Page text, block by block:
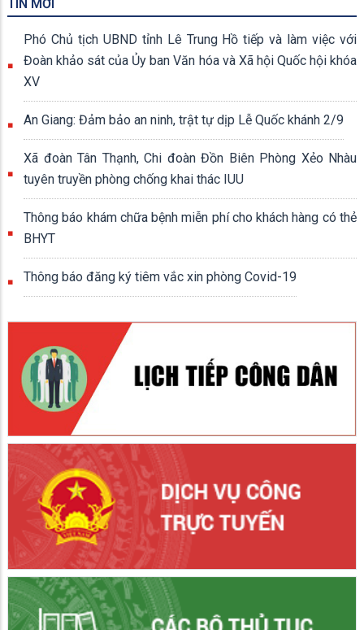
TIN MỚI
Phó Chủ tịch UBND tỉnh Lê Trung Hồ tiếp và làm việc với
Đoàn khảo sát của Ủy ban Văn hóa và Xã hội Quốc hội khóa
XV
An Giang: Đảm bảo an ninh, trật tự dịp Lễ Quốc khánh 2/9
Xã đoàn Tân Thạnh, Chi đoàn Đồn Biên Phòng Xẻo Nhàu
tuyên truyền phòng chống khai thác IUU
Thông báo khám chữa bệnh miễn phí cho khách hàng có thẻ
BHYT
Thông báo đăng ký tiêm vắc xin phòng Covid-19